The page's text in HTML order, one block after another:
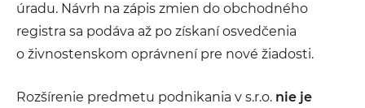
úradu. Návrh na zápis zmien do obchodného
registra sa podáva až po získaní osvedčenia
o živnostenskom oprávnení pre nové žiadosti.
Rozšírenie predmetu podnikania v s.r.o. nie je